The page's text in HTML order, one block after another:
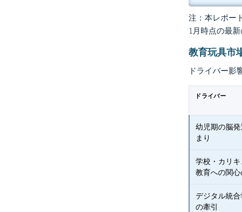
注：本レポー
1月時点の最
教育玩具市
ドライバー影
ドライバー
幼児期の脳
まり
学校・カリ
教育への関心
デジタル統
の牽引